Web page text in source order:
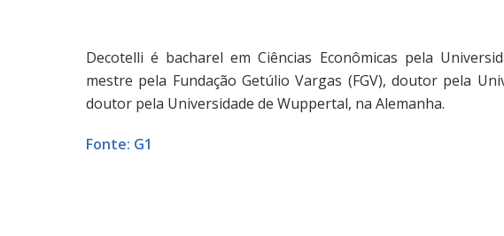
Decotelli é bacharel em Ciências Econômicas pela
mestre pela Fundação Getúlio Vargas (FGV), doutor pela
doutor pela Universidade de Wuppertal, na Alemanha.
Fonte: G1